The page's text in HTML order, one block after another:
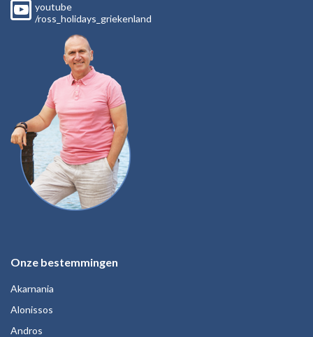
youtube
/ross_holidays_griekenland
Onze bestemmingen
Akarnania
Alonissos
Andros